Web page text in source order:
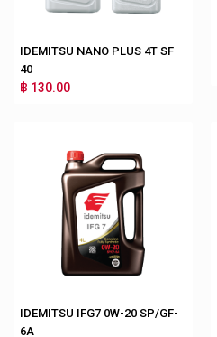
IDEMITSU NANO PLUS 4T SF
40
฿ 130.00
IDEMITSU IFG7 0W-20 SP/GF-
6A